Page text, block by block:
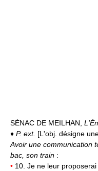
SÉNAC DE MEILHAN,
♦ P. ext. [L'obj. désigne
Avoir une communication
bac, son train :
• 10. Je ne leur